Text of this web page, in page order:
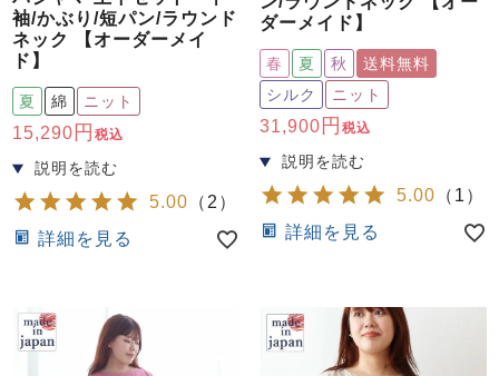
袖/かぶり/短パン/ラウンド
ネック 【オーダーメイ
ド】
夏 綿 ニット
15,290 税込
5.00 （2 ）
詳細を見る
ダーメイド】
春 夏 秋
送料無料
シルク
ニット
31,900 税込
5.00 （ 1）
詳細を見る